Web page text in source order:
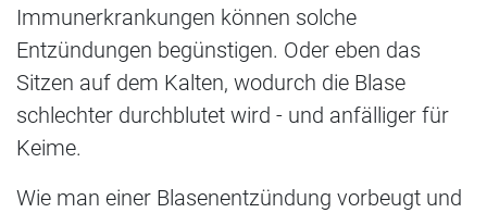
Immunerkrankungen können solche
Entzündungen begünstigen. Oder eben das
Sitzen auf dem Kalten, wodurch die Blase
schlechter durchblutet wird - und anfälliger für
Keime.
Wie man einer Blasenentzündung vorbeugt und